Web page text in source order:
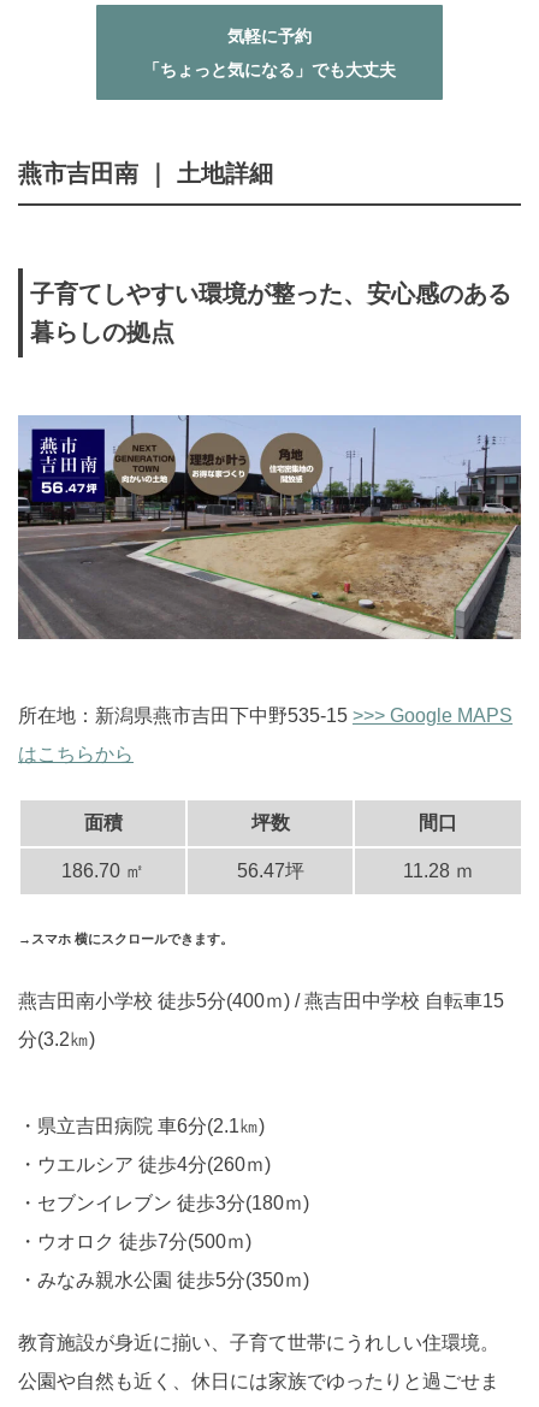
気軽に予約
「ちょっと気になる」でも大丈夫
燕市吉田南 ｜ 土地詳細
子育てしやすい環境が整った、安心感のある
暮らしの拠点
所在地：新潟県燕市吉田下中野535-15 >>> Google MAPS
はこちらから
面積 坪数 間口
186.70 ㎡ 56.47坪 11.28 ｍ
→スマホ 横にスクロールできます。
燕吉田南小学校 徒歩5分(400ｍ) / 燕吉田中学校 自転車15
分(3.2㎞)
県立吉田病院 車6分(2.1㎞)
ウエルシア 徒歩4分(260ｍ)
セブンイレブン 徒歩3分(180ｍ)
ウオロク 徒歩7分(500ｍ)
みなみ親水公園 徒歩5分(350ｍ)
教育施設が身近に揃い、子育て世帯にうれしい住環境。
公園や自然も近く、休日には家族でゆったりと過ごせま